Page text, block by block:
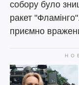
собору було
ракет
приємно